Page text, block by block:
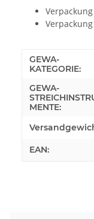
GEWA-
KATEGORIE:
GEWA-
MENTE:
EAN: